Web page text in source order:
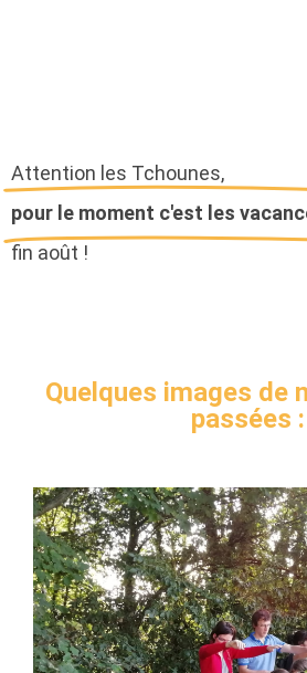
Attention les Tchounes,
pour le moment c'est les
fin août !
Quelques images de
passées :